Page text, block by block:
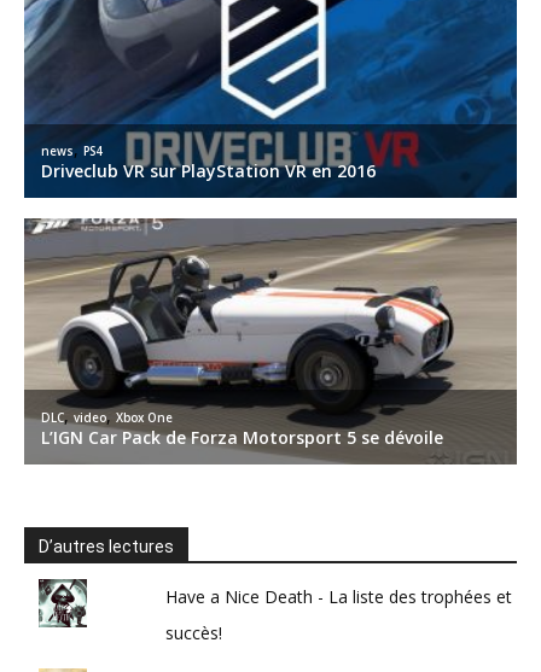
D’autres lectures
Have a Nice Death - La liste des trophées et
succès!